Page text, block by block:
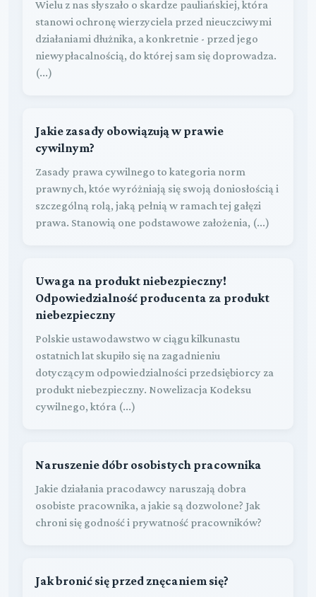
Wielu z nas słyszało o skardze pauliańskiej, która
stanowi ochronę wierzyciela przed nieuczciwymi
działaniami dłużnika, a konkretnie - przed jego
niewypłacalnością, do której sam się doprowadza.
(...)
Jakie zasady obowiązują w prawie
cywilnym?
Zasady prawa cywilnego to kategoria norm
prawnych, któe wyróżniają się swoją doniosłością i
szczególną rolą, jaką pełnią w ramach tej gałęzi
prawa. Stanowią one podstawowe założenia, (...)
Uwaga na produkt niebezpieczny!
Odpowiedzialność producenta za produkt
niebezpieczny
Polskie ustawodawstwo w ciągu kilkunastu
ostatnich lat skupiło się na zagadnieniu
dotyczącym odpowiedzialności przedsiębiorcy za
produkt niebezpieczny. Nowelizacja Kodeksu
cywilnego, która (...)
Naruszenie dóbr osobistych pracownika
Jakie działania pracodawcy naruszają dobra
osobiste pracownika, a jakie są dozwolone? Jak
chroni się godność i prywatność pracowników?
Jak bronić się przed znęcaniem się?